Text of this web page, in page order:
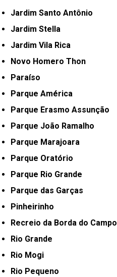
Jardim Santo Antônio
Jardim Stella
Jardim Vila Rica
Novo Homero Thon
Paraíso
Parque América
Parque Erasmo Assunção
Parque João Ramalho
Parque Marajoara
Parque Oratório
Parque Rio Grande
Parque das Garças
Pinheirinho
Recreio da Borda do Campo
Rio Grande
Rio Mogi
Rio Pequeno